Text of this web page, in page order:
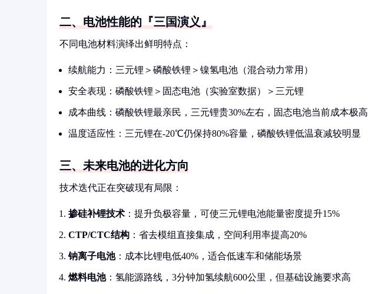
二、电池性能的『三国演义』
不同电池材料演绎出鲜明特点：
续航能力：三元锂＞磷酸铁锂＞镍氢电池（混合动力常用）
安全表现：磷酸铁锂＞固态电池（实验室数据）＞三元锂
成本曲线：磷酸铁锂最亲民，三元锂贵30%左右，固态电池当前成本极高
温度适应性：三元锂在-20℃仍保持80%容量，磷酸铁锂低温衰减较明显
三、未来电池的进化方向
技术迭代正在突破现有局限：
掺硅补锂技术 ：提升负极容量，可使三元锂电池能量密度提升15%
CTP/CTC结构 ：省去模组直接集成，空间利用率提高20%
钠离子电池：成本比锂电低40%，适合低速车和储能场景
燃料电池：氢能源路线，3分钟加氢续航600公里，但基础设施要求高